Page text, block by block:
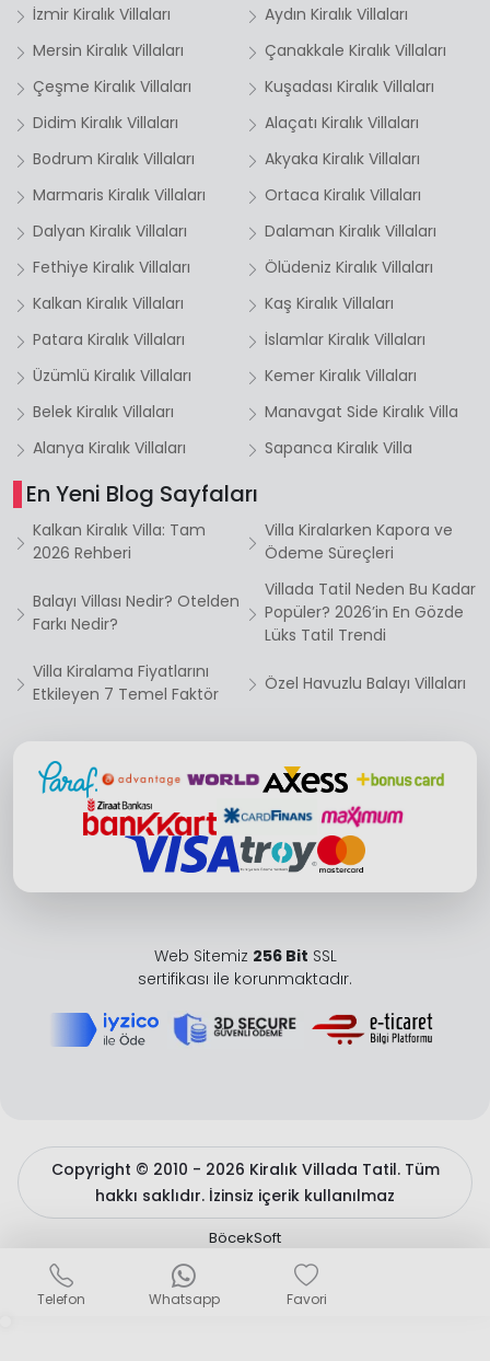
İzmir Kiralık Villaları
Aydın Kiralık Villaları
Mersin Kiralık Villaları
Çanakkale Kiralık Villaları
Çeşme Kiralık Villaları
Kuşadası Kiralık Villaları
Didim Kiralık Villaları
Alaçatı Kiralık Villaları
Bodrum Kiralık Villaları
Akyaka Kiralık Villaları
Marmaris Kiralık Villaları
Ortaca Kiralık Villaları
Dalyan Kiralık Villaları
Dalaman Kiralık Villaları
Fethiye Kiralık Villaları
Ölüdeniz Kiralık Villaları
Kalkan Kiralık Villaları
Kaş Kiralık Villaları
Patara Kiralık Villaları
İslamlar Kiralık Villaları
Üzümlü Kiralık Villaları
Kemer Kiralık Villaları
Belek Kiralık Villaları
Manavgat Side Kiralık Villa
Alanya Kiralık Villaları
Sapanca Kiralık Villa
En Yeni Blog Sayfaları
Kalkan Kiralık Villa: Tam
2026 Rehberi
Villa Kiralarken Kapora ve
Ödeme Süreçleri
Balayı Villası Nedir? Otelden
Farkı Nedir?
Villada Tatil Neden Bu Kadar
Popüler? 2026’in En Gözde
Lüks Tatil Trendi
Villa Kiralama Fiyatlarını
Etkileyen 7 Temel Faktör
Özel Havuzlu Balayı Villaları
Web Sitemiz 256 Bit SSL
sertifikası ile korunmaktadır.
Copyright © 2010 - 2026 Kiralık Villada Tatil. Tüm
hakkı saklıdır. İzinsiz içerik kullanılmaz
BöcekSoft
Telefon Whatsapp Favori
Sizlere daha iyi bir hizmet sunabilmek için çerezler
kullanıyoruz. Detaylı bilgiler için
çerez politikamızı
Verilerin Korunmasıhakkında açıklama metnimizi inceleyin.